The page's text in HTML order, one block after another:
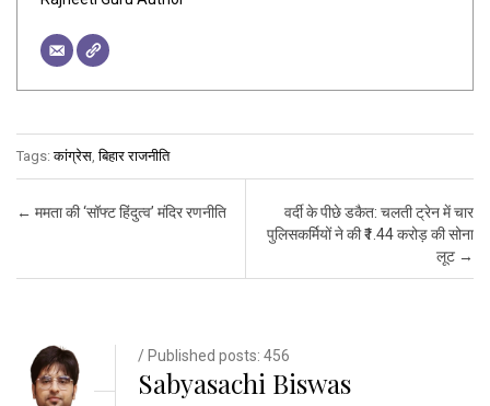
Tags:कांग्रेस ,बिहार राजनीति
Post navigation
← ममता की ‘सॉफ्ट हिंदुत्व’ मंदिर रणनीति
वर्दी के पीछे डकैत: चलती ट्रेन में चार
पुलिसकर्मियों ने की ₹1.44 करोड़ की सोना
लूट →
/ Published posts: 456
Sabyasachi Biswas